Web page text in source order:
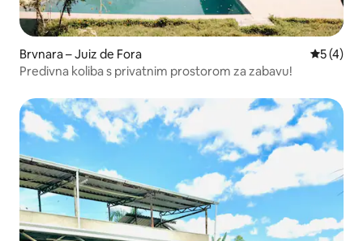
Brvnara – Juiz de Fora
5 (4)
Predivna koliba s privatnim prostorom za zabavu!